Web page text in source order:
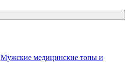
Мужские медицинские топы и